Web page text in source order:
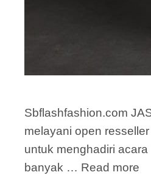
Sbflashfashion.com
melayani open
untuk menghadiri
banyak … Read more